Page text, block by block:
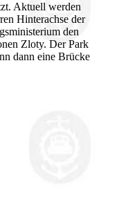
Aktuell werden
Hinterachse der
den
Zloty. Der Park
dann eine Brücke